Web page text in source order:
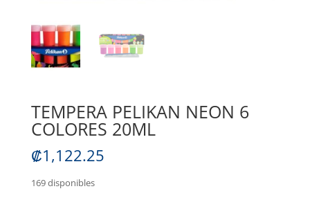
TEMPERA PELIKAN NEON 6
COLORES 20ML
₡1,122.25
169 disponibles